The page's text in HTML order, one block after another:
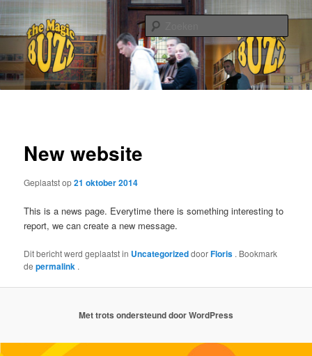
The Magic Buzz
de
inhoud
New website
Geplaatst op21 oktober 2014
This is a news page. Everytime there is something interesting to
report, we can create a new message.
Dit bericht werd geplaatst in UncategorizeddoorFloris . Bookmark
depermalink .
Met trots ondersteund door WordPress